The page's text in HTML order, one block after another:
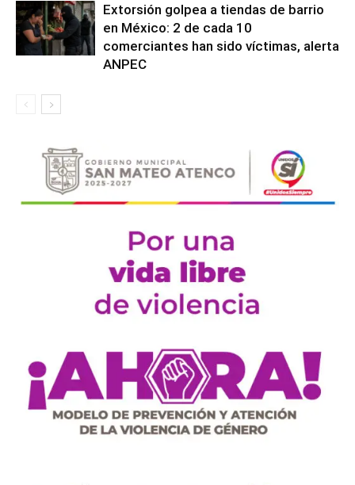
Extorsión golpea a tiendas de barrio
en México: 2 de cada 10
comerciantes han sido víctimas, alerta
ANPEC